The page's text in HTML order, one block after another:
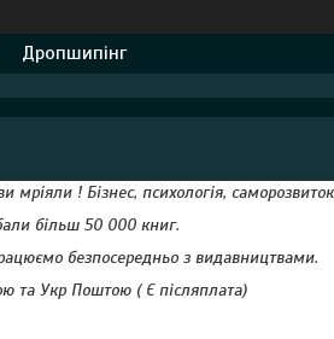
Дропшипінг
! Бізнес, психологія,
більш 50 000 книг.
безпосередньо з видавництвами.
та Укр Поштою ( Є післяплата)